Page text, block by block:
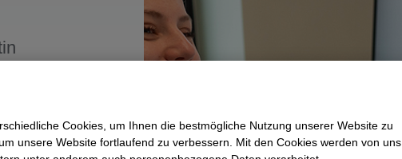
Cookies, um Ihnen die best­mögliche Nutzung unserer Website zu
unsere Website fortlaufend zu verbessern. Mit den Cookies werden von uns